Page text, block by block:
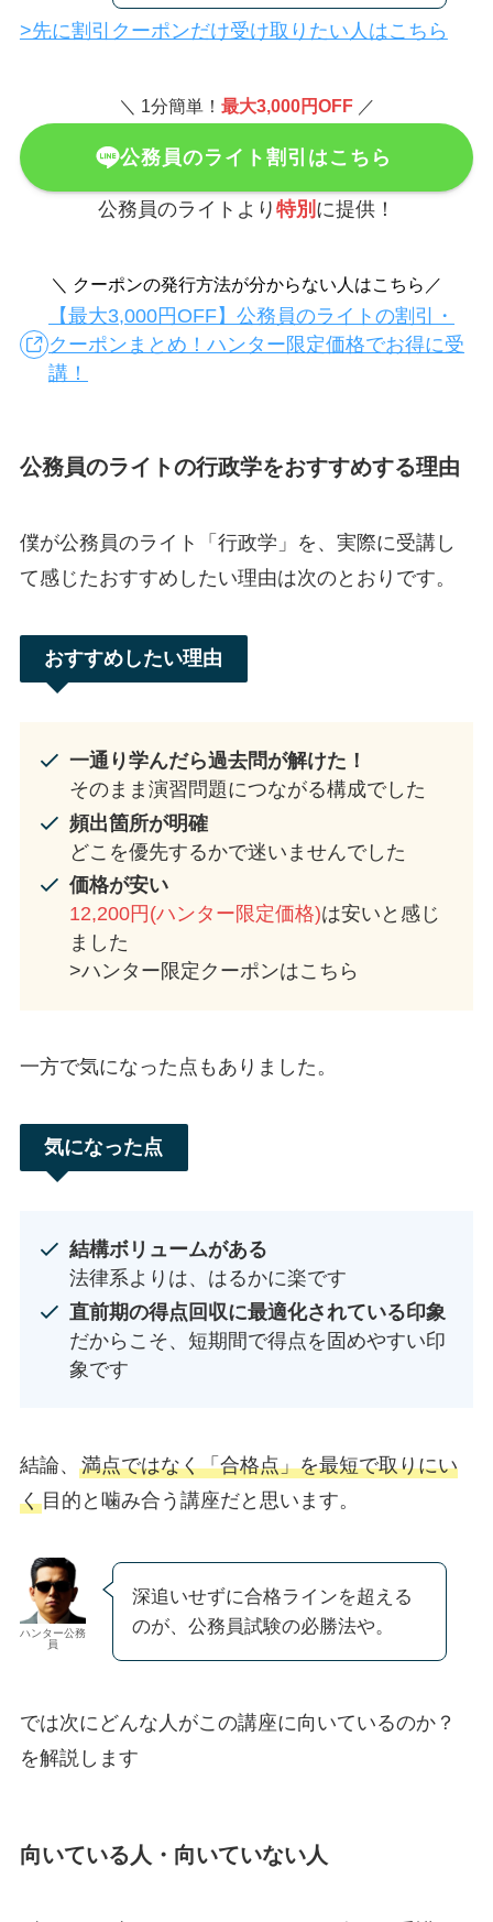
>先に割引クーポンだけ受け取りたい人はこちら
＼ 1分簡単！ 最大3,000円OFF ／
公務員のライト割引はこちら
公務員のライトより 特別 に提供！
＼ クーポンの発行方法が分からない人はこちら／
【最大3,000円OFF】公務員のライトの割引・
クーポンまとめ！ハンター限定価格でお得に受
講！
公務員のライトの行政学をおすすめする理由
僕が公務員のライト「行政学」を、実際に受講し
て感じたおすすめしたい理由は次のとおりです。
おすすめしたい理由
一通り学んだら過去問が解けた！
そのまま演習問題につながる構成でした
頻出箇所が明確
どこを優先するかで迷いませんでした
価格が安い
12,200円(ハンター限定価格)は安いと感じ
ました
>ハンター限定クーポンはこちら
一方で気になった点もありました。
気になった点
結構ボリュームがある
法律系よりは、はるかに楽です
直前期の得点回収に最適化されている印象
だからこそ、短期間で得点を固めやすい印
象です
結論、 満点ではなく「合格点」を最短で取りにい
く目的と噛み合う講座だと思います。
ハンター公務
員
深追いせずに合格ラインを超える
のが、公務員試験の必勝法や。
では次にどんな人がこの講座に向いているのか？
を解説します
向いている人・向いていない人